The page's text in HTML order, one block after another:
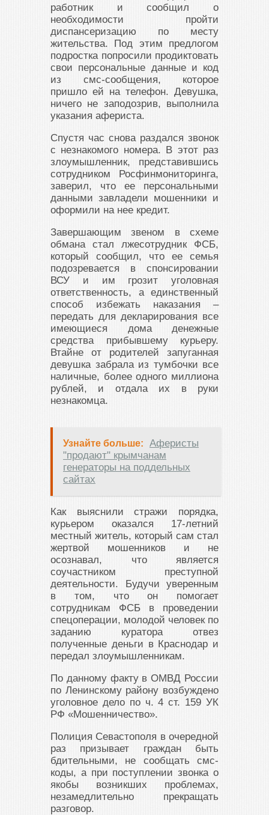
работник и сообщил о
необходимости пройти
диспансеризацию по месту
жительства. Под этим предлогом
подростка попросили продиктовать
свои персональные данные и код
из смс-сообщения, которое
пришло ей на телефон. Девушка,
ничего не заподозрив, выполнила
указания афериста.
Спустя час снова раздался звонок
с незнакомого номера. В этот раз
злоумышленник, представившись
сотрудником Росфинмониторинга,
заверил, что ее персональными
данными завладели мошенники и
оформили на нее кредит.
Завершающим звеном в схеме
обмана стал лжесотрудник ФСБ,
который сообщил, что ее семья
подозревается в спонсировании
ВСУ и им грозит уголовная
ответственность, а единственный
способ избежать наказания –
передать для декларирования все
имеющиеся дома денежные
средства прибывшему курьеру.
Втайне от родителей запуганная
девушка забрала из тумбочки все
наличные, более одного миллиона
рублей, и отдала их в руки
незнакомца.
Узнайте больше:
Аферисты
"продают" крымчанам
генераторы на поддельных
сайтах
Как выяснили стражи порядка,
курьером оказался 17-летний
местный житель, который сам стал
жертвой мошенников и не
осознавал, что является
соучастником преступной
деятельности. Будучи уверенным
в том, что он помогает
сотрудникам ФСБ в проведении
спецоперации, молодой человек по
заданию куратора отвез
полученные деньги в Краснодар и
передал злоумышленникам.
По данному факту в ОМВД России
по Ленинскому району возбуждено
уголовное дело по ч. 4 ст. 159 УК
РФ «Мошенничество».
Полиция Севастополя в очередной
раз призывает граждан быть
бдительными, не сообщать смс-
коды, а при поступлении звонка о
якобы возникших проблемах,
незамедлительно прекращать
разговор.